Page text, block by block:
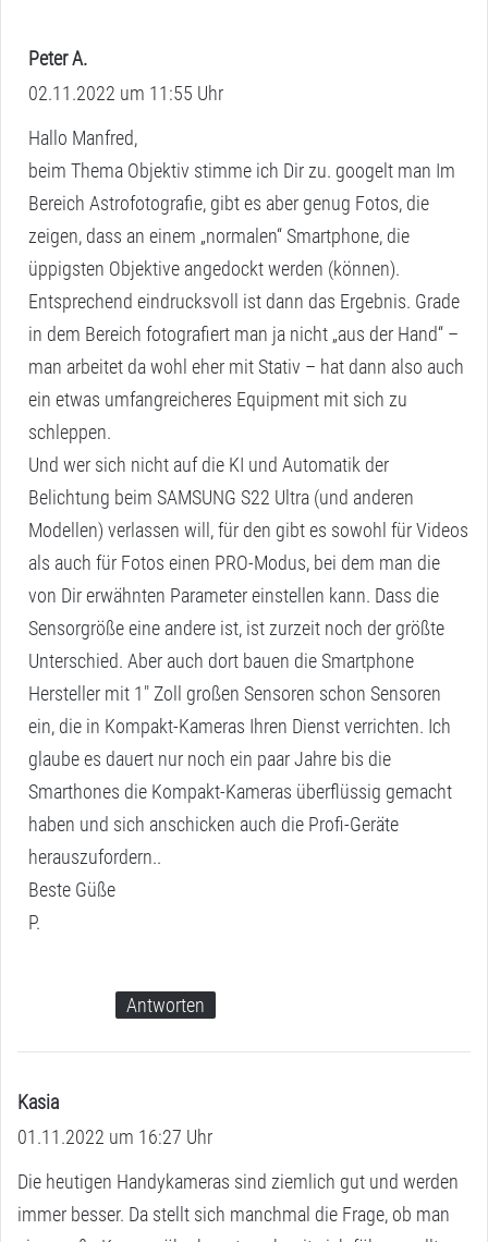
Peter A.
a
g
t
02.11.2022 um 11:55 Uhr
Hallo Manfred,
beim Thema Objektiv stimme ich Dir zu. googelt man Im
Bereich Astrofotografie, gibt es aber genug Fotos, die
zeigen, dass an einem „normalen“ Smartphone, die
üppigsten Objektive angedockt werden (können).
Entsprechend eindrucksvoll ist dann das Ergebnis. Grade
in dem Bereich fotografiert man ja nicht „aus der Hand“ –
man arbeitet da wohl eher mit Stativ – hat dann also auch
ein etwas umfangreicheres Equipment mit sich zu
schleppen.
Und wer sich nicht auf die KI und Automatik der
Belichtung beim SAMSUNG S22 Ultra (und anderen
Modellen) verlassen will, für den gibt es sowohl für Videos
als auch für Fotos einen PRO-Modus, bei dem man die
von Dir erwähnten Parameter einstellen kann. Dass die
Sensorgröße eine andere ist, ist zurzeit noch der größte
Unterschied. Aber auch dort bauen die Smartphone
Hersteller mit 1″ Zoll großen Sensoren schon Sensoren
ein, die in Kompakt-Kameras Ihren Dienst verrichten. Ich
glaube es dauert nur noch ein paar Jahre bis die
Smarthones die Kompakt-Kameras überflüssig gemacht
haben und sich anschicken auch die Profi-Geräte
herauszufordern..
Beste Güße
P.
Antworten
Kasia
a
g
t
01.11.2022 um 16:27 Uhr
Die heutigen Handykameras sind ziemlich gut und werden
immer besser. Da stellt sich manchmal die Frage, ob man